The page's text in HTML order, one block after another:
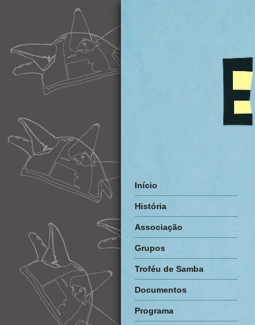
Início
História
Associação
Grupos
Troféu de Samba
Documentos
Programa